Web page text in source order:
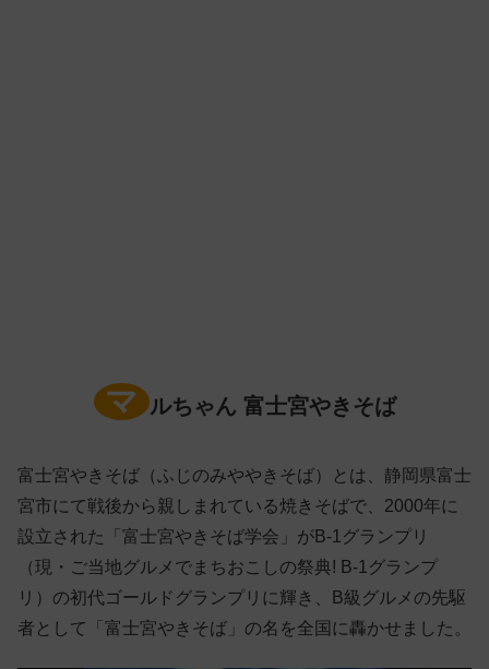
マ ルちゃん 富士宮やきそば
富士宮やきそば（ふじのみややきそば）とは、静岡県富士
宮市にて戦後から親しまれている焼きそばで、2000年に
設立された「富士宮やきそば学会」がB-1グランプリ
（現・ご当地グルメでまちおこしの祭典! B-1グランプ
リ）の初代ゴールドグランプリに輝き、B級グルメの先駆
者として「富士宮やきそば」の名を全国に轟かせました。